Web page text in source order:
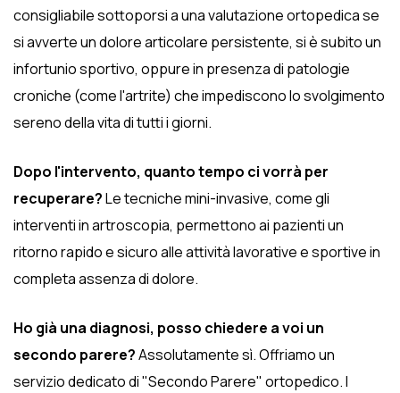
consigliabile sottoporsi a una valutazione ortopedica se
si avverte un dolore articolare persistente, si è subito un
infortunio sportivo, oppure in presenza di patologie
croniche (come l'artrite) che impediscono lo svolgimento
sereno della vita di tutti i giorni.
Dopo l'intervento, quanto tempo ci vorrà per
recuperare?Le tecniche mini-invasive, come gli
interventi in artroscopia, permettono ai pazienti un
ritorno rapido e sicuro alle attività lavorative e sportive in
completa assenza di dolore.
Ho già una diagnosi, posso chiedere a voi un
secondo parere?Assolutamente sì. Offriamo un
servizio dedicato di "Secondo Parere" ortopedico. I